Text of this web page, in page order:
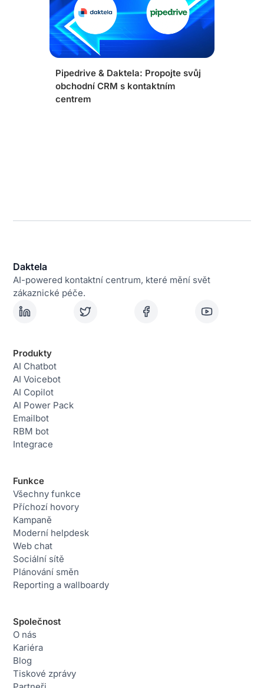
Pipedrive & Daktela: Propojte svůj
obchodní CRM s kontaktním
centrem
Daktela
AI-powered kontaktní centrum, které mění svět
zákaznické péče.
Produkty
AI Chatbot
AI Voicebot
AI Copilot
AI Power Pack
Emailbot
RBM bot
Integrace
Funkce
Všechny funkce
Příchozí hovory
Kampaně
Moderní helpdesk
Web chat
Sociální sítě
Plánování směn
Reporting a wallboardy
Společnost
O nás
Kariéra
Blog
Tiskové zprávy